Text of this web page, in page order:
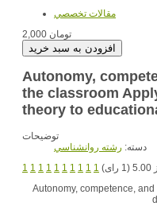
مقالات تخصصي
2,000 تومان
Autonomy,
the classroom
theory to
توضیحات
دسته: رشته روانشناسي
1 1 1 1 1 1 1 1 1 1
Autonomy, competence,